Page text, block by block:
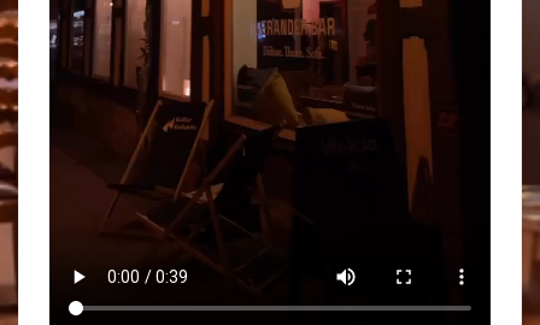
Unser Sortiment
Unser Netzwerk
Foodsharing
Reservierungen & Vermietung
Buchausleihe
Werkzeug-Verleih